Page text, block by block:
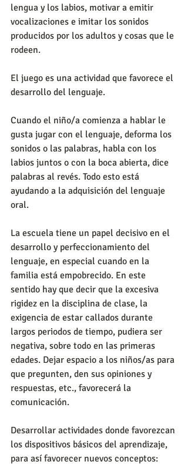
lengua y los labios, motivar a emitir
vocalizaciones e imitar los sonidos
producidos por los adultos y cosas que le
rodeen.
El juego es una actividad que favorece el
desarrollo del lenguaje.
Cuando el niño/a comienza a hablar le
gusta jugar con el lenguaje, deforma los
sonidos o las palabras, habla con los
labios juntos o con la boca abierta, dice
palabras al revés. Todo esto está
ayudando a la adquisición del lenguaje
oral.
La escuela tiene un papel decisivo en el
desarrollo y perfeccionamiento del
lenguaje, en especial cuando en la
familia está empobrecido. En este
sentido hay que decir que la excesiva
rigidez en la disciplina de clase, la
exigencia de estar callados durante
largos periodos de tiempo, pudiera ser
negativa, sobre todo en las primeras
edades. Dejar espacio a los niños/as para
que pregunten, den sus opiniones y
respuestas, etc., favorecerá la
comunicación.
Desarrollar actividades donde favorezcan
los dispositivos básicos del aprendizaje,
para así favorecer nuevos conceptos: